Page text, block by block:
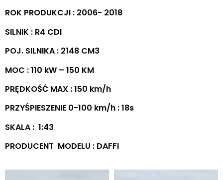
ROK PRODUKCJI : 2006- 2018
SILNIK : R4 CDI
POJ. SILNIKA : 2148 CM3
MOC : 110 kW – 150 KM
PRĘDKOŚĆ MAX : 150 km/h
PRZYŚPIESZENIE 0-100 km/h : 18s
SKALA : 1:43
PRODUCENT MODELU : DAFFI